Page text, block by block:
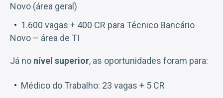
Novo (área geral)
1.600 vagas + 400 CR para Técnico Bancário
Novo – área de TI
Já no nível superior, as oportunidades foram para:
Médico do Trabalho: 23 vagas + 5 CR